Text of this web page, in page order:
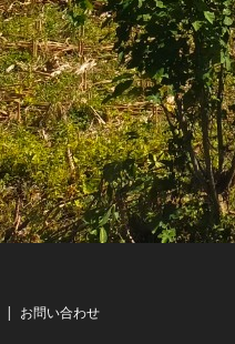
お問い合わせ